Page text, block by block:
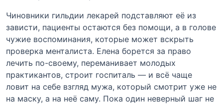
Чиновники гильдии лекарей подставляют её из
зависти, пациенты остаются без помощи, а в голове
чужие воспоминания, которые может вскрыть
проверка менталиста. Елена борется за право
лечить по-своему, переманивает молодых
практикантов, строит госпиталь — и всё чаще
ловит на себе взгляд мужа, который смотрит уже не
на маску, а на неё саму. Пока один неверный шаг не